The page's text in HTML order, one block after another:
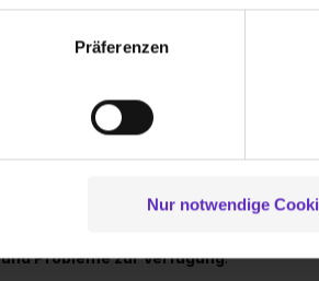
Funktion unserer Webseite
zu speichern ( „Präferenzen“),
zu deiner Verwendung unserer
möglicherweise mit weiteren
separaten Aktivierung von „Social
Präferenzen
Nur notwendige
Betrieb aus?
Azubis
und zeigen können. :)
Probleme zur Verfügung.